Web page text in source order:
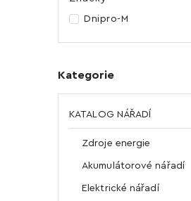
Dnipro-M
Kategorie
KATALOG NÁŘADÍ
Zdroje energie
Akumulátorové nářadí
Elektrické nářadí